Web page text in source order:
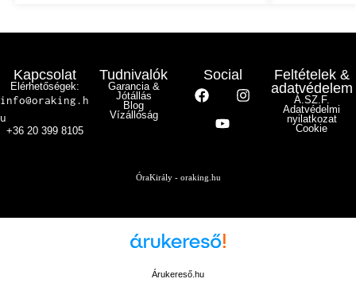
Kapcsolat
Elérhetőségek:
info@oraking.h
u
+36 20 399 8105
Tudnivalók
Garancia &
Jótállás
Blog
Vízállóság
Social
Feltételek &
adatvédelem
Á.SZ.F.
Adatvédelmi
nyilatkozat
Cookie
ÓraKirály - oraking.hu
Árukereső.hu